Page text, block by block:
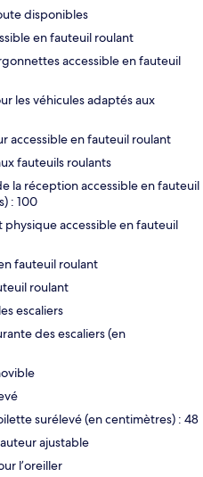
disponibles
en fauteuil roulant
accessible en fauteuil
les véhicules adaptés aux
accessible en fauteuil roulant
fauteuils roulants
la réception accessible en fauteuil
: 100
physique accessible en fauteuil
fauteuil roulant
roulant
escaliers
des escaliers (en
surélevé (en centimètres) : 48
ajustable
l’oreiller